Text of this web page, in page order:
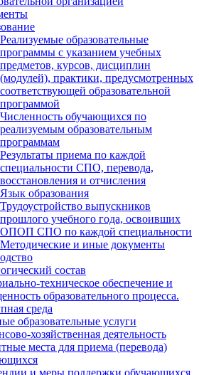
Реализуемые образовательные
программы с указанием учебных
предметов, курсов, дисциплин
(модулей), практики, предусмотренных
соответствующей образовательной
программой
Численность обучающихся по
реализуемым образовательным
программам
Результаты приема по каждой
специальности СПО, перевода,
восстановления и отчисления
Язык образования
Трудоустройство выпускников
прошлого учебного года, освоивших
ОПОП СПО по каждой специальности
Методические и иные документы
состав
техническое обеспечение и
образовательного процесса.
среда
образовательные услуги
хозяйственная деятельность
места для приема (перевода)
и меры поддержки обучающихся